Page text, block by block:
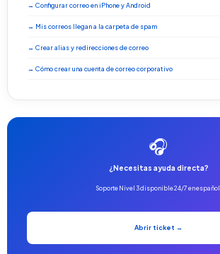
→ Configurar correo en iPhone y Android
→ Mis correos llegan a la carpeta de spam
→ Crear alias y redirecciones de correo
→ Cómo crear una cuenta de correo corporativo
🎧
¿Necesitas ayuda directa?
Soporte Nivel 3 disponible 24/7 en español.
Abrir ticket →